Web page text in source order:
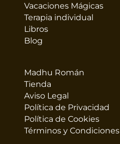
Vacaciones Mágicas
Terapia individual
Libros
Blog
Madhu Román
Tienda
Aviso Legal
Política de Privacidad
Política de Cookies
Términos y Condiciones